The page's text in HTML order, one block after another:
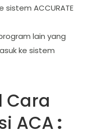
ACCURATE
lain yang
ke sistem
Cara
ACA: